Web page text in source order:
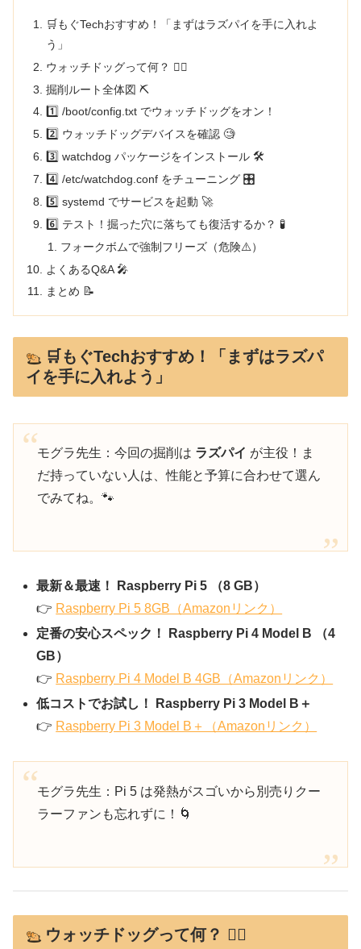
🛒もぐTechおすすめ！「まずはラズパイを手に入れよ
う」
ウォッチドッグって何？ 🐕‍🦺
掘削ルート全体図 ⛏️
1️⃣ /boot/config.txt でウォッチドッグをオン！
2️⃣ ウォッチドッグデバイスを確認 🧐
3️⃣ watchdog パッケージをインストール 🛠️
4️⃣ /etc/watchdog.conf をチューニング 🎛️
5️⃣ systemd でサービスを起動 🚀
6️⃣ テスト！掘った穴に落ちても復活するか？ 🧪
フォークボムで強制フリーズ（危険⚠️）
よくあるQ&A 🎤
まとめ 📝
🛒もぐTechおすすめ！「まずはラズパ
イを手に入れよう」
モグラ先生：今回の掘削は ラズパイ が主役！ま
だ持っていない人は、性能と予算に合わせて選ん
でみてね。🐾
最新＆最速！ Raspberry Pi 5 （8 GB）
👉 Raspberry Pi 5 8GB（Amazonリンク）
定番の安心スペック！ Raspberry Pi 4 Model B （4
GB）
👉 Raspberry Pi 4 Model B 4GB（Amazonリンク）
低コストでお試し！ Raspberry Pi 3 Model B＋
👉 Raspberry Pi 3 Model B＋（Amazonリンク）
モグラ先生：Pi 5 は発熱がスゴいから別売りクー
ラーファンも忘れずに！🌀
ウォッチドッグって何？ 🐕‍🦺